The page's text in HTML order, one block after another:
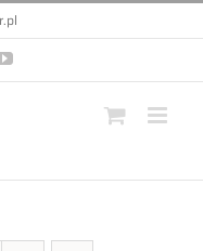
YouTube